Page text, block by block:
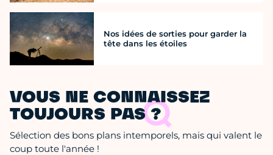
Nos idées de sorties pour garder la
tête dans les étoiles
VOUS NE CONNAISSEZ
TOUJOURS PAS ?
Sélection des bons plans intemporels, mais qui valent le
coup toute l'année !